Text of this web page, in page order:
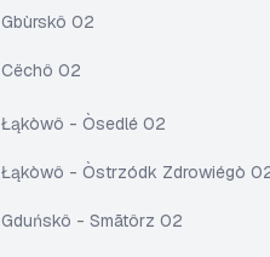
Gbùrskô 02
Cëchô 02
Łąkòwô - Òsedlé 02
Łąkòwô - Òstrzódk Zdrowiégò
Gduńskô - Smãtôrz 02